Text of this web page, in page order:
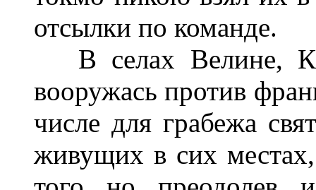
отсылки по команде.
В селах Велине,
вооружась против
числе для грабежа
живущих в сих